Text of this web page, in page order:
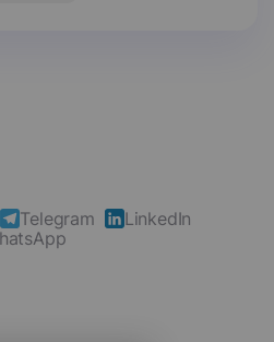
Telegram
LinkedIn